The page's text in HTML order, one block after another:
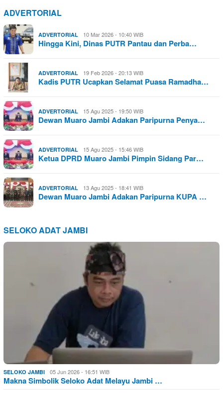
ADVERTORIAL
ADVERTORIAL 10 Mar 2026 - 10:40 WIB
Hingga Kini, Dinas PUTR Pantau dan Perba…
ADVERTORIAL 19 Feb 2026 - 20:13 WIB
Kadis PUTR Ucapkan Selamat Puasa Ramadha…
ADVERTORIAL 15 Agu 2025 - 19:50 WIB
Dewan Muaro Jambi Adakan Paripurna Penya…
ADVERTORIAL 15 Agu 2025 - 15:46 WIB
Ketua DPRD Muaro Jambi Pimpin Sidang Par…
ADVERTORIAL 13 Agu 2025 - 18:41 WIB
Dewan Muaro Jambi Adakan Paripurna KUPA …
SELOKO ADAT JAMBI
SELOKO JAMBI 05 Jun 2026 - 16:51 WIB
Makna Simbolik Seloko Adat Melayu Jambi …